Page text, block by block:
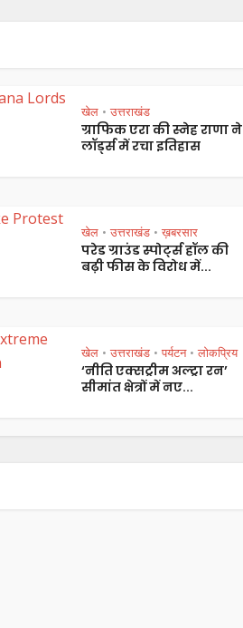
खेल • उत्तराखंड
ग्राफिक एरा की स्नेह राणा ने
लॉर्ड्स में रचा इतिहास
खेल • उत्तराखंड • ख़बरसार
परेड ग्राउंड स्पोर्ट्स हॉल की
बढ़ी फीस के विरोध में...
खेल • उत्तराखंड • पर्यटन • लोकप्रिय
‘नीति एक्सट्रीम अल्ट्रा रन’
सीमांत क्षेत्रों में नए...